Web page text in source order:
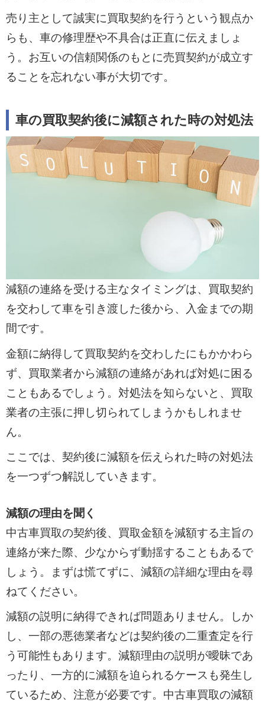
売り主として誠実に買取契約を行うという観点か
らも、車の修理歴や不具合は正直に伝えましょ
う。お互いの信頼関係のもとに売買契約が成立す
ることを忘れない事が大切です。
車の買取契約後に減額された時の対処法
減額の連絡を受ける主なタイミングは、買取契約
を交わして車を引き渡した後から、入金までの期
間です。
金額に納得して買取契約を交わしたにもかかわら
ず、買取業者から減額の連絡があれば対処に困る
こともあるでしょう。対処法を知らないと、買取
業者の主張に押し切られてしまうかもしれませ
ん。
ここでは、契約後に減額を伝えられた時の対処法
を一つずつ解説していきます。
減額の理由を聞く
中古車買取の契約後、買取金額を減額する主旨の
連絡が来た際、少なからず動揺することもあるで
しょう。まずは慌てずに、減額の詳細な理由を尋
ねてください。
減額の説明に納得できれば問題ありません。しか
し、一部の悪徳業者などは契約後の二重査定を行
う可能性もあります。減額理由の説明が曖昧であ
ったり、一方的に減額を迫られるケースも発生し
ているため、注意が必要です。中古車買取の減額